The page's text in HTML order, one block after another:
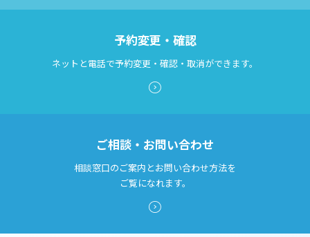
予約変更・確認
ネットと電話で予約変更・確認・取消ができます。
ご相談・お問い合わせ
相談窓口のご案内とお問い合わせ方法を
ご覧になれます。